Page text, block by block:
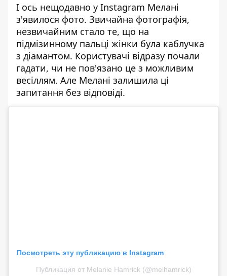
І ось нещодавно у Instagram Мелані
з'явилося фото. Звичайна фотографія,
незвичайним стало те, що на
підмізинному пальці жінки була каблучка
з діамантом. Користувачі відразу почали
гадати, чи не пов'язано це з можливим
весіллям. Але Мелані залишила ці
запитання без відповіді.
Посмотреть эту публикацию в Instagram
Публикация от Melanie Hamrick (@melhamrick)